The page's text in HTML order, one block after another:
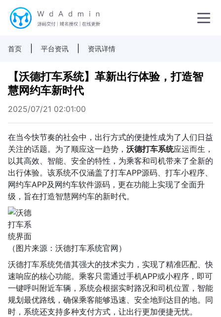
首页 平台资讯 资讯详情
【沃德打车系统】革新出行体验，打造智
慧网约车新时代
2025/07/21 02:01:00
在当今快节奏的社会中，出行方式的便捷性成为了人们日益
关注的话题。为了顺应这一趋势， 沃德打车系统应运而生，
以其高效、智能、安全的特性，为乘客和司机带来了全新的
出行体验。该系统不仅涵盖了打车APP源码、打车小程序、
网约车APP及网约车软件源码，更在功能上实现了全面升
级，旨在打造智慧网约车的新时代。
（图片来源：沃德打车系统官网）
沃德打车系统凭借其强大的技术实力，实现了精准匹配、快
速响应的核心功能。乘客只需通过手机APP或小程序，即可
一键呼叫附近车辆，系统会根据实时路况和司机位置，智能
规划最优路线，确保乘客能够迅速、安全地到达目的地。同
时，系统还支持多种支付方式，让出行更加便捷无忧。